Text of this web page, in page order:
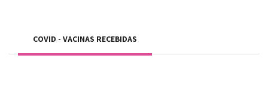
ServiçosCOVID - VACINAS RECEBIDAS